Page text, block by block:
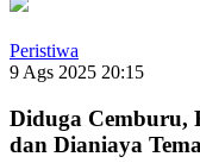
Peristiwa
9 Ags 2025 20:15
Diduga Cemburu,
dan Dianiaya